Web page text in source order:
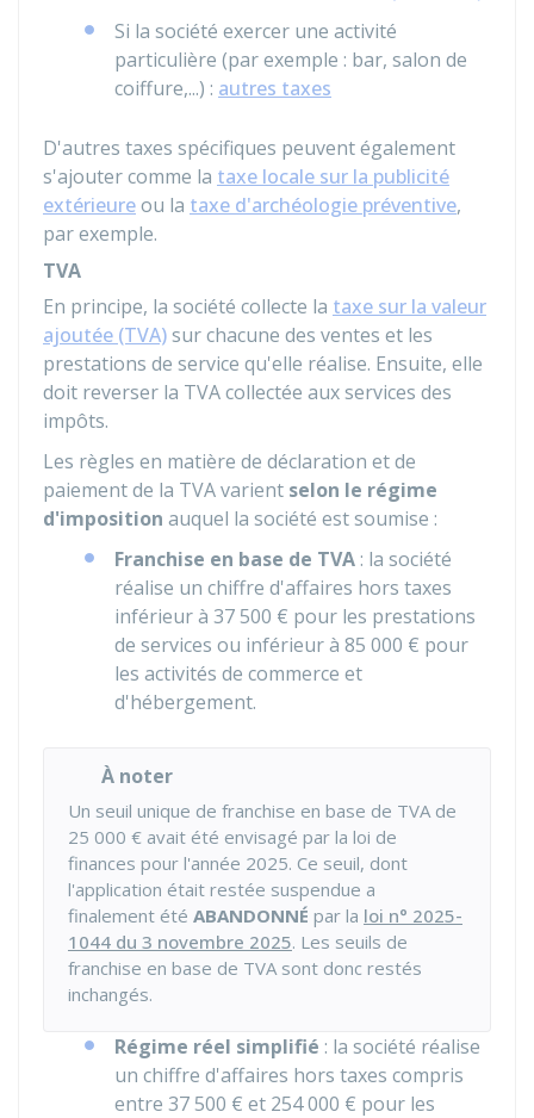
Si la société exercer une activité
particulière (par exemple : bar, salon de
coiffure,...) : autres taxes
D'autres taxes spécifiques peuvent également
s'ajouter comme la taxe locale sur la publicité
extérieureou la taxe d'archéologie préventive,
par exemple.
TVA
En principe, la société collecte la taxe sur la valeur
ajoutée (TVA)sur chacune des ventes et les
prestations de service qu'elle réalise. Ensuite, elle
doit reverser la TVA collectée aux services des
impôts.
Les règles en matière de déclaration et de
paiement de la TVA varient selon le régime
d'imposition auquel la société est soumise :
Franchise en base de TVA : la société
réalise un chiffre d'affaires hors taxes
inférieur à 37 500 € pour les prestations
de services ou inférieur à 85 000 € pour
les activités de commerce et
d'hébergement.
À noter
Un seuil unique de franchise en base de TVA de
25 000 € avait été envisagé par la loi de
finances pour l'année 2025. Ce seuil, dont
l'application était restée suspendue a
finalement été ABANDONNÉ par la loi n° 2025-
1044 du 3 novembre 2025. Les seuils de
franchise en base de TVA sont donc restés
inchangés.
Régime réel simplifié : la société réalise
un chiffre d'affaires hors taxes compris
entre 37 500 € et 254 000 € pour les